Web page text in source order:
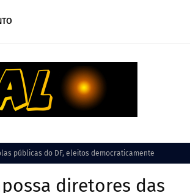
públicas do DF, eleitos democraticamente
diretores das